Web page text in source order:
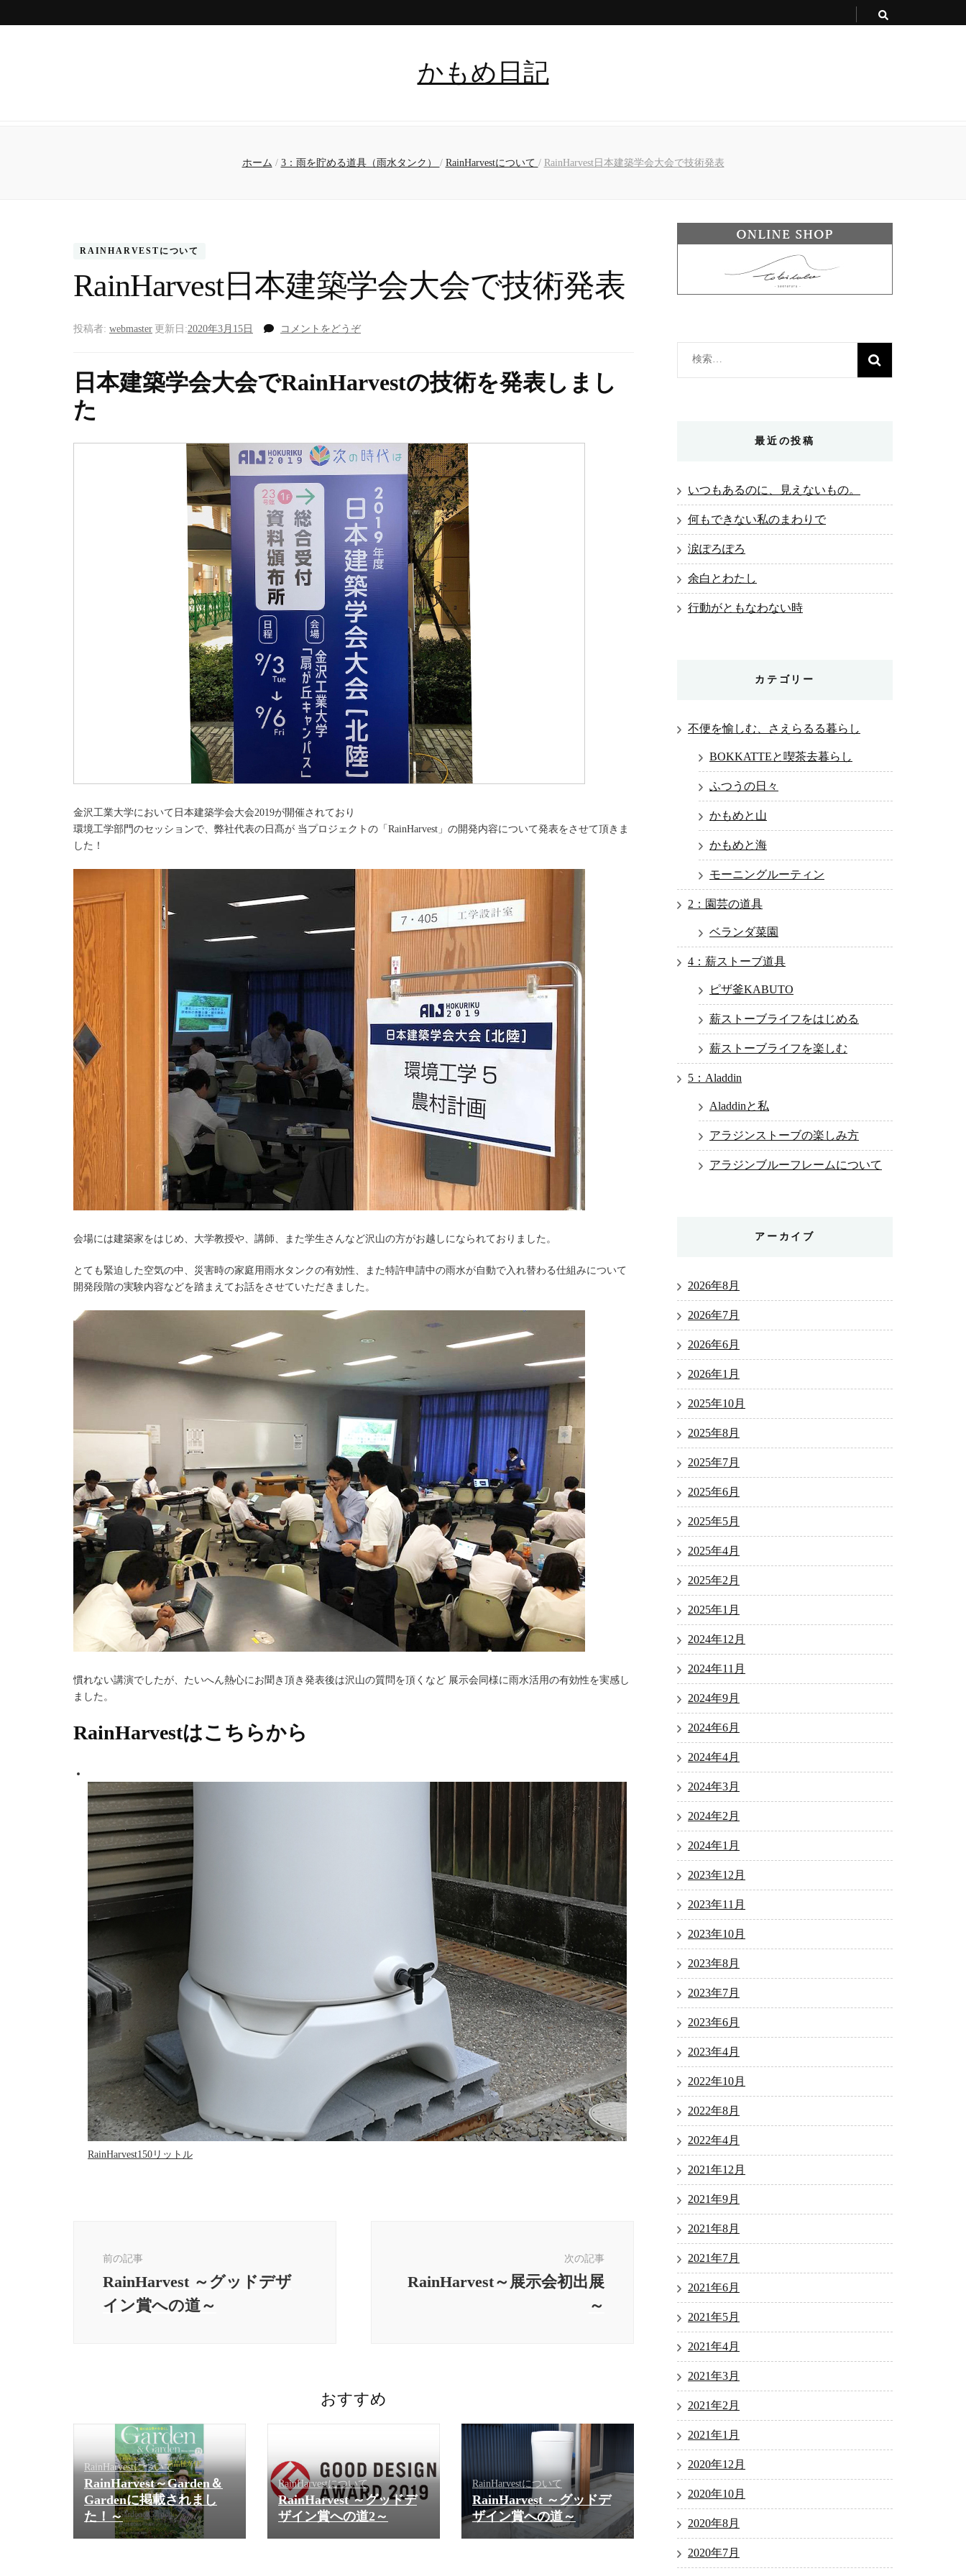
かもめ日記
ホーム / 3：雨を貯める道具（雨水タンク） / RainHarvestについて / RainHarvest日本建築学会大会で技術発表
RAINHARVESTについて
RainHarvest日本建築学会大会で技術発表
投稿者: webmaster 更新日:2020年3月15日 コメントをどうぞ(RainHarvest
築
会
で
発
表)
日本建築学会大会でRainHarvestの技術を発表しまし
た
金沢工業大学において日本建築学会大会2019が開催されており
環境工学部門のセッションで、弊社代表の日髙が 当プロジェクトの「RainHarvest」の開発内容について発表をさせて頂きま
した！
会場には建築家をはじめ、大学教授や、講師、また学生さんなど沢山の方がお越しになられておりました。
とても緊迫した空気の中、災害時の家庭用雨水タンクの有効性、また特許申請中の雨水が自動で入れ替わる仕組みについて
開発段階の実験内容などを踏まえてお話をさせていただきました。
慣れない講演でしたが、たいへん熱心にお聞き頂き発表後は沢山の質問を頂くなど 展示会同様に雨水活用の有効性を実感し
ました。
RainHarvestはこちらから
RainHarvest150リットル
前の記事
RainHarvest ～グッドデザ
イン賞への道～
次の記事
RainHarvest～展示会初出展
～
おすすめ
RainHarvestについて
RainHarvest～Garden＆
Gardenに掲載されまし
た！～
RainHarvestについて
RainHarvest ～グッドデ
ザイン賞への道2～
RainHarvestについて
RainHarvest ～グッドデ
ザイン賞への道～
検
最近の投稿
いつもあるのに、見えないもの。
何もできない私のまわりで
涙ぽろぽろ
余白とわたし
行動がともなわない時
カテゴリー
不便を愉しむ、さえらるる暮らし
BOKKATTEと喫茶去暮らし
ふつうの日々
かもめと山
かもめと海
モーニングルーティン
2：園芸の道具
ベランダ菜園
4：薪ストーブ道具
ピザ釜KABUTO
薪ストーブライフをはじめる
薪ストーブライフを楽しむ
5：Aladdin
Aladdinと私
アラジンストーブの楽しみ方
アラジンブルーフレームについて
アーカイブ
2026年8月
2026年7月
2026年6月
2026年1月
2025年10月
2025年8月
2025年7月
2025年6月
2025年5月
2025年4月
2025年2月
2025年1月
2024年12月
2024年11月
2024年9月
2024年6月
2024年4月
2024年3月
2024年2月
2024年1月
2023年12月
2023年11月
2023年10月
2023年8月
2023年7月
2023年6月
2023年4月
2022年10月
2022年8月
2022年4月
2021年12月
2021年9月
2021年8月
2021年7月
2021年6月
2021年5月
2021年4月
2021年3月
2021年2月
2021年1月
2020年12月
2020年10月
2020年8月
2020年7月